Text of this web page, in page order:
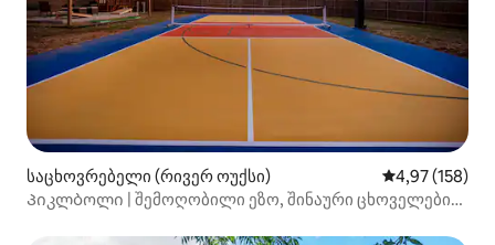
საცხოვრებელი (რივერ ოუქსი) საშუალო
4,97 (158)
Პიკლბოლი | შემოღობილი ეზო, შინაური ცხოველები